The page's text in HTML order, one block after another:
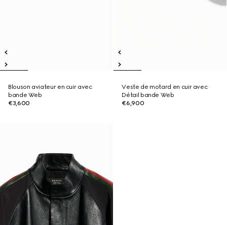
Blouson aviateur en cuir avec
bande Web
€3,600
Veste de motard en cuir avec
Détail bande Web
€6,900